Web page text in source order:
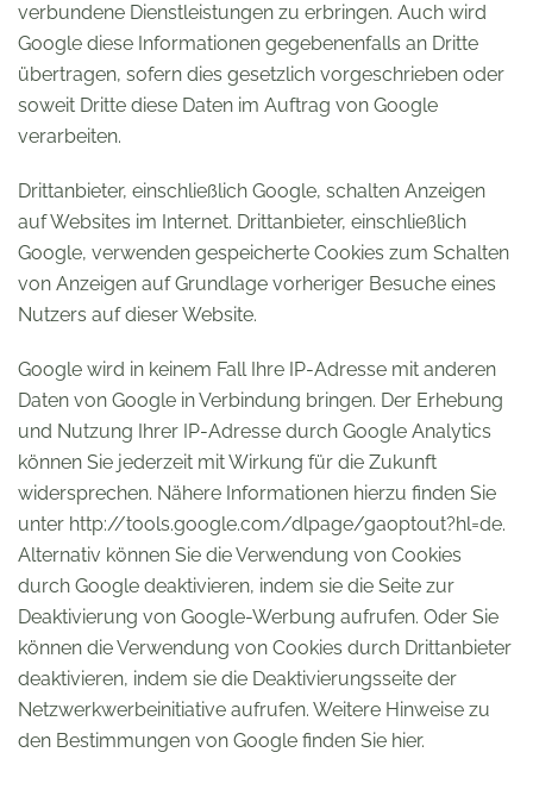
verbundene Dienstleistungen zu erbringen. Auch wird
Google diese Informationen gegebenenfalls an Dritte
übertragen, sofern dies gesetzlich vorgeschrieben oder
soweit Dritte diese Daten im Auftrag von Google
verarbeiten.
Drittanbieter, einschließlich Google, schalten Anzeigen
auf Websites im Internet. Drittanbieter, einschließlich
Google, verwenden gespeicherte Cookies zum Schalten
von Anzeigen auf Grundlage vorheriger Besuche eines
Nutzers auf dieser Website.
Google wird in keinem Fall Ihre IP-Adresse mit anderen
Daten von Google in Verbindung bringen. Der Erhebung
und Nutzung Ihrer IP-Adresse durch Google Analytics
können Sie jederzeit mit Wirkung für die Zukunft
widersprechen. Nähere Informationen hierzu finden Sie
unter http://tools.google.com/dlpage/gaoptout?hl=de.
Alternativ können Sie die Verwendung von Cookies
durch Google deaktivieren, indem sie die Seite zur
Deaktivierung von Google-Werbung aufrufen. Oder Sie
können die Verwendung von Cookies durch Drittanbieter
deaktivieren, indem sie die Deaktivierungsseite der
Netzwerkwerbeinitiative aufrufen. Weitere Hinweise zu
den Bestimmungen von Google finden Sie hier.